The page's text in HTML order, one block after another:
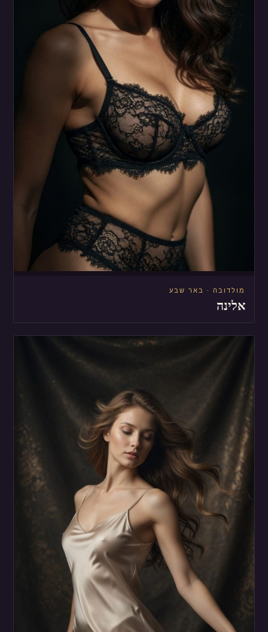
מולדובה · באר שבע
אלינה